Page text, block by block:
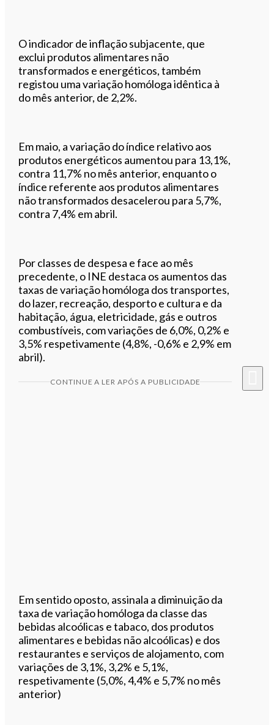
O indicador de inflação subjacente, que
exclui produtos alimentares não
transformados e energéticos, também
registou uma variação homóloga idêntica à
do mês anterior, de 2,2%.
Em maio, a variação do índice relativo aos
produtos energéticos aumentou para 13,1%,
contra 11,7% no mês anterior, enquanto o
índice referente aos produtos alimentares
não transformados desacelerou para 5,7%,
contra 7,4% em abril.
Por classes de despesa e face ao mês
precedente, o INE destaca os aumentos das
taxas de variação homóloga dos transportes,
do lazer, recreação, desporto e cultura e da
habitação, água, eletricidade, gás e outros
combustíveis, com variações de 6,0%, 0,2% e
3,5% respetivamente (4,8%, -0,6% e 2,9% em
abril).
CONTINUE A LER APÓS A PUBLICIDADE
Em sentido oposto, assinala a diminuição da
taxa de variação homóloga da classe das
bebidas alcoólicas e tabaco, dos produtos
alimentares e bebidas não alcoólicas) e dos
restaurantes e serviços de alojamento, com
variações de 3,1%, 3,2% e 5,1%,
respetivamente (5,0%, 4,4% e 5,7% no mês
anterior)